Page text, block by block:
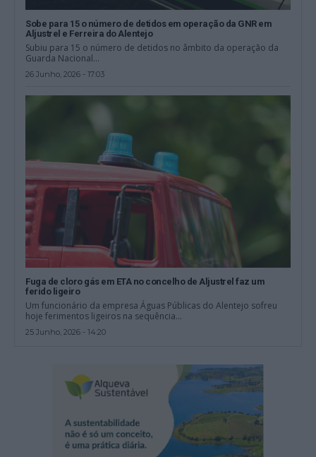
Sobe para 15 o número de detidos em operação da GNR em
Aljustrel e Ferreira do Alentejo
Subiu para 15 o número de detidos no âmbito da operação da
Guarda Nacional...
26 Junho, 2026 - 17:03
Fuga de cloro gás em ETA no concelho de Aljustrel faz um
ferido ligeiro
Um funcionário da empresa Águas Públicas do Alentejo sofreu
hoje ferimentos ligeiros na sequência...
25 Junho, 2026 - 14:20